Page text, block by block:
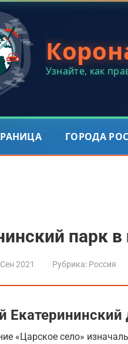
Узнайте, как
ГОРОДА
парк
2021 Рубрика: Россия
Екатерининский
«Царское село»